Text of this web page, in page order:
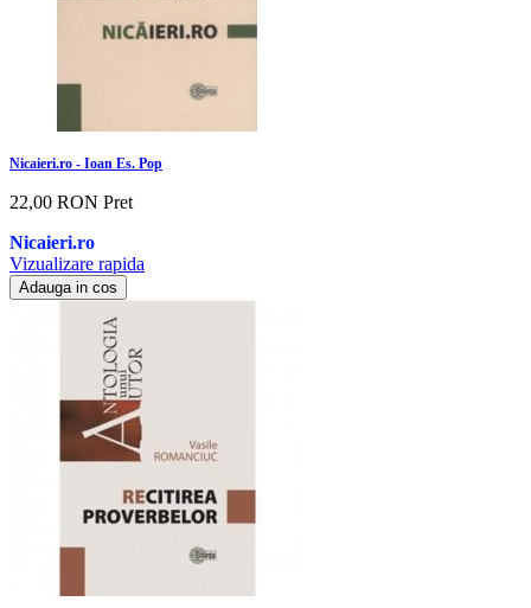
Nicaieri.ro - Ioan Es. Pop
22,00 RON Pret
Nicaieri.ro
Vizualizare rapida
Adauga in cos